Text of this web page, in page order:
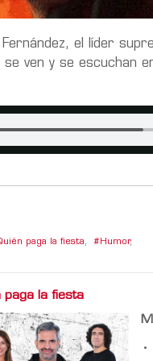
el líder
ven y se escuchan
paga la fiesta, Humor,
paga la fiesta